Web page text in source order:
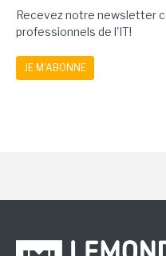
Recevez notre newsletter
professionnels de l'IT!
JE M'ABONNE